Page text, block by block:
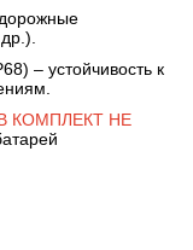
– устойчивость к
КОМПЛЕКТ НЕ